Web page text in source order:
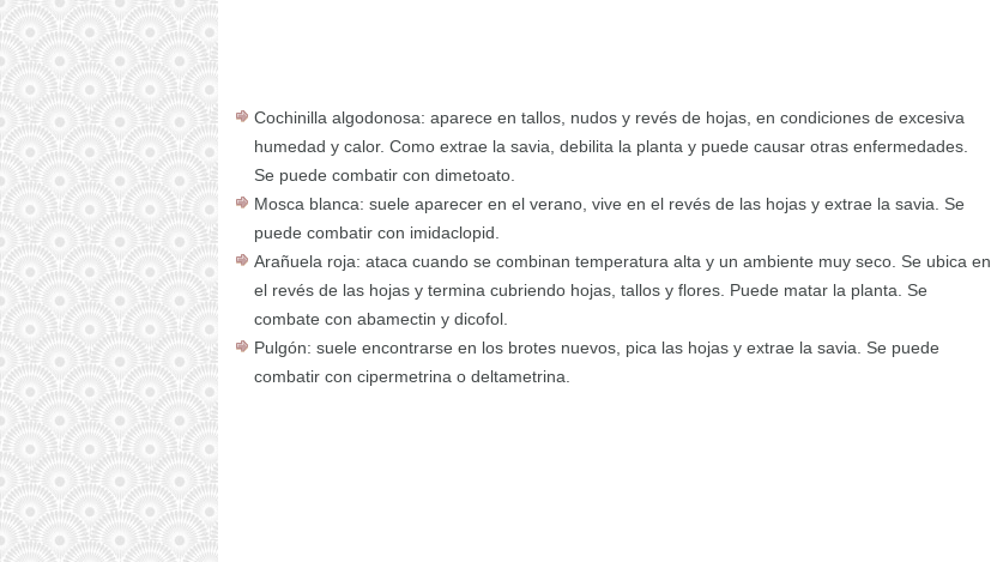
Cochinilla algodonosa: aparece en tallos, nudos y revés de hojas, en condiciones de excesiva
humedad y calor. Como extrae la savia, debilita la planta y puede causar otras enfermedades.
Se puede combatir con dimetoato.
Mosca blanca: suele aparecer en el verano, vive en el revés de las hojas y extrae la savia. Se
puede combatir con imidaclopid.
Arañuela roja: ataca cuando se combinan temperatura alta y un ambiente muy seco. Se ubica en
el revés de las hojas y termina cubriendo hojas, tallos y flores. Puede matar la planta. Se
combate con abamectin y dicofol.
Pulgón: suele encontrarse en los brotes nuevos, pica las hojas y extrae la savia. Se puede
combatir con cipermetrina o deltametrina.